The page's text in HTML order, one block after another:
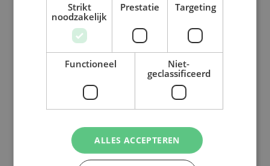
+
−
Strikt
noodzakelijk
Prestatie Targeting
Functioneel
Niet-
geclassificeerd
ALLES ACCEPTEREN